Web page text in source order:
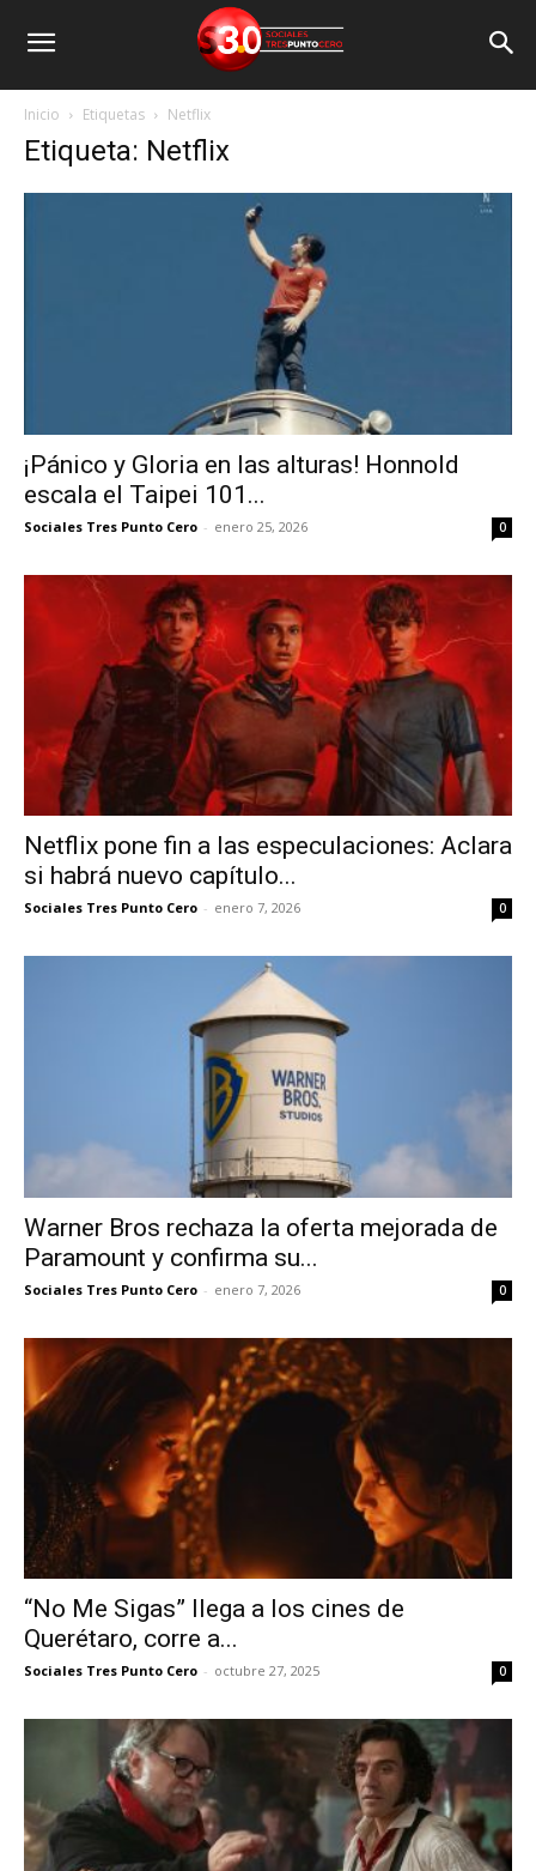
Inicio Etiquetas Netflix
Etiqueta: Netflix
¡Pánico y Gloria en las alturas! Honnold
escala el Taipei 101...
Sociales Tres Punto Cero - enero 25, 2026 0
Netflix pone fin a las especulaciones: Aclara
si habrá nuevo capítulo...
Sociales Tres Punto Cero - enero 7, 2026 0
Warner Bros rechaza la oferta mejorada de
Paramount y confirma su...
Sociales Tres Punto Cero - enero 7, 2026 0
“No Me Sigas” llega a los cines de
Querétaro, corre a...
Sociales Tres Punto Cero - octubre 27, 2025 0